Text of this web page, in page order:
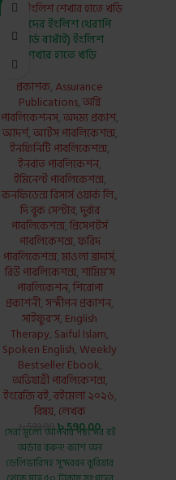
-2%
ছোটদের ইংলিশ থেরাপি
(বোর্ড বাধাঁই) ইংলিশ
শেখার হাতে খড়ি
প্রকাশক, Assurance
Publications,অগ্নি
পাবলিকেশনস,অদম্য প্রকাশ,
আদর্শ,আর্টস পাবলিকেশন্স,
ইনফিনিটি পাবলিকেশন্স,
ইনবাত পাবলিকেশন,
ইমিনেন্ট পাবলিকেশন্স,
কনফিডেন্স রিসার্স ওয়ার্ক লি.,
দি বুক সেন্টার,দুর্বার
পাবলিকেশন্স,প্রিসেপটর্স
পাবলিকেশন্স,ফরিদ
পাবলিকেশন্স,মাওলা ব্রাদার্স,
রিউ পাবলিকেশন্স,শামিম’স
পাবলিকেশন,শিরোপা
প্রকাশনী,সন্দীপন প্রকাশন,
সাইফুর'স, English
Therapy, Saiful Islam,
Spoken English, Weekly
Bestseller Ebook,
অভিযাত্রী পাবলিকেশন্স,
ইংরেজি বই,বইমেলা ২০২৬,
বিষয়, লেখক
৳599.00৳590.00
সেরা মূল্যে আপনার পছন্দের বই
অর্ডার করুন! ক্যাশ অন
ডেলিভারিসহ সুন্দরবন কুরিয়ার